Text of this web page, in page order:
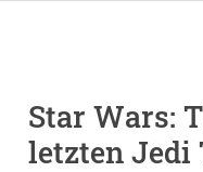
Star Wars:
letzten Jedi